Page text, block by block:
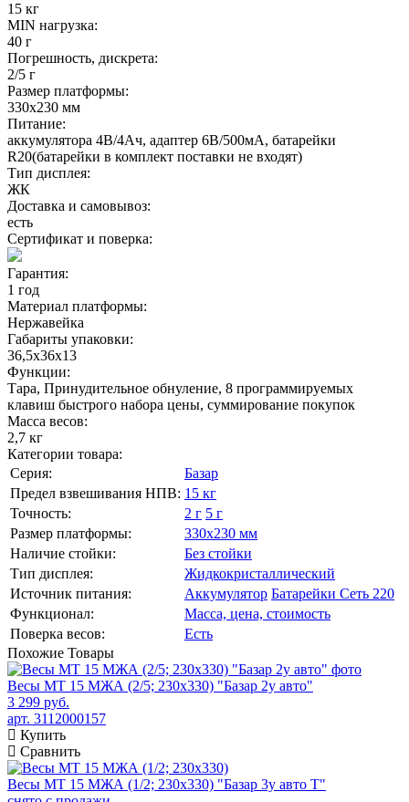
15 кг
MIN нагрузка:
40 г
Погрешность, дискрета:
2/5 г
Размер платформы:
330x230 мм
Питание:
аккумулятора 4В/4Ач, адаптер 6В/500мА, батарейки
R20(батарейки в комплект поставки не входят)
Тип дисплея:
ЖК
Доставка и самовывоз:
есть
Сертификат и поверка:
Гарантия:
1 год
Материал платформы:
Нержавейка
Габариты упаковки:
36,5х36х13
Функции:
Тара, Принудительное обнуление, 8 программируемых
клавиш быстрого набора цены, суммирование покупок
Масса весов:
2,7 кг
Категории товара:
Серия:
Базар
Предел взвешивания НПВ: 15 кг
Точность:
2 г 5 г
Размер платформы:
330х230 мм
Наличие стойки:
Без стойки
Тип дисплея:
Жидкокристаллический
Источник питания:
Аккумулятор Батарейки Сеть 220
Функционал:
Масса, цена, стоимость
Поверка весов:
Есть
Похожие Товары
Весы МТ 15 МЖА (2/5; 230х330) "Базар 2у авто"
3 299 руб.
арт. 3112000157
Купить
Сравнить
Весы МТ 15 МЖА (1/2; 230х330) "Базар 3у авто Т"